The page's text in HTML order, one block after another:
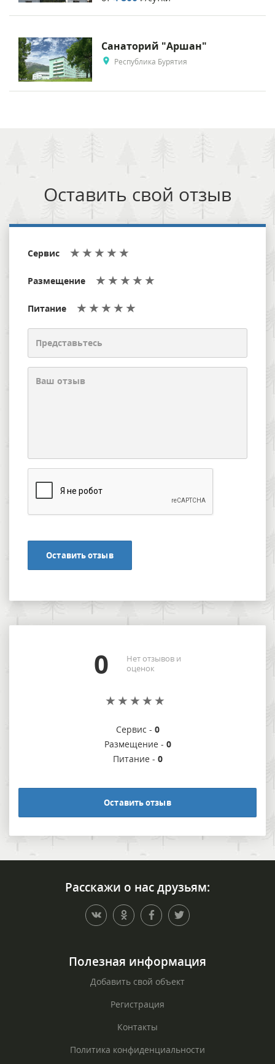
Санаторий "Аршан"
Республика Бурятия
Оставить свой отзыв
Сервис
Размещение
Питание
Оставить отзыв
0
Нет отзывов и
оценок
Сервис - 0
Размещение - 0
Питание - 0
Оставить отзыв
Расскажи о нас друзьям:
Полезная информация
Добавить свой объект
Регистрация
Контакты
Политика конфиденциальности